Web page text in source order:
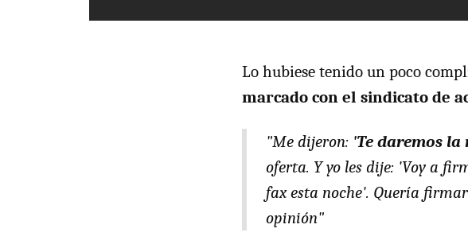
Lo hubiese tenido un poco
marcado con el sindicato de
"Me dijeron: 'Te daremos
oferta. Y yo les dije: 'Voy a
fax esta noche'. Quería
opinión"